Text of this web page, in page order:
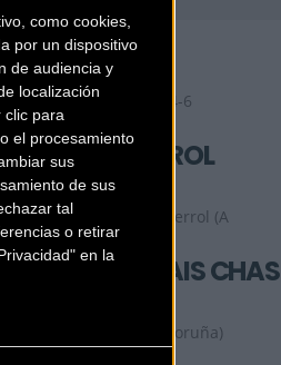
como cookies,
por un dispositivo
de audiencia y
localización
clic para
el procesamiento
sus
de sus
tal
o retirar
en la
EMOCIÓN
Avenida Nicasio Pérez 4-6
Ferrol (A coruña)
TOTAL FERROL
C/ Nicasio Pérez, 4-6
Ferrol (A
BRAIS CHAS
Cambre (A coruña)